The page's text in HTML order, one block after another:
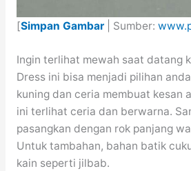
[Simpan Gambar| Sumber:
Ingin terlihat mewah saat datang
Dress ini bisa menjadi pilihan
kuning dan ceria membuat kesan
ini terlihat ceria dan berwarna.
pasangkan dengan rok panjang
Untuk tambahan, bahan batik
kain seperti jilbab.